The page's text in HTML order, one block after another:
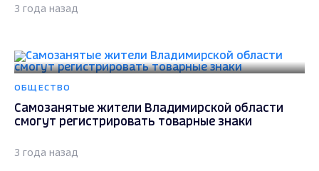
3 года назад
ОБЩЕСТВО
Самозанятые жители Владимирской области
смогут регистрировать товарные знаки
3 года назад